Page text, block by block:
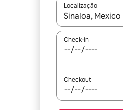
Localização
Quando os
Check-in
Checkout